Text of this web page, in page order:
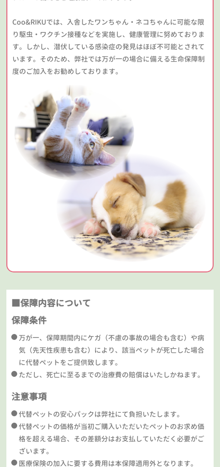
Coo&RIKUでは、入舎したワンちゃん・ネコちゃんに可能な限
り駆虫・ワクチン接種などを実施し、健康管理に努めておりま
す。しかし、潜伏している感染症の発見はほぼ不可能とされて
います。そのため、弊社では万が一の場合に備える生命保障制
度のご加入をお勧めしております。
■保障内容について
保障条件
万が一、保障期間内にケガ（不慮の事故の場合も含む）や病
気（先天性疾患も含む）により、該当ペットが死亡した場合
に代替ペットをご提供致します。
ただし、死亡に至るまでの治療費の賠償はいたしかねます。
注意事項
代替ペットの安心パックは弊社にて負担いたします。
代替ペットの価格が当初ご購入いただいたペットのお求め価
格を超える場合、その差額分はお支払していただく必要がご
ざいます。
医療保険の加入に要する費用は本保障適用外となります。